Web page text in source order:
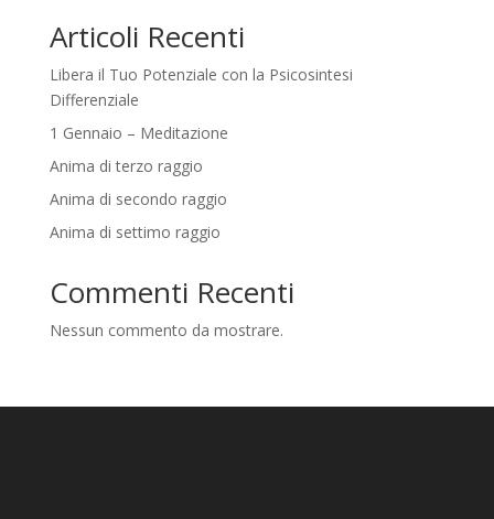
Articoli Recenti
Libera il Tuo Potenziale con la Psicosintesi
Differenziale
1 Gennaio – Meditazione
Anima di terzo raggio
Anima di secondo raggio
Anima di settimo raggio
Commenti Recenti
Nessun commento da mostrare.